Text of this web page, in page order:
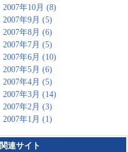
2007年10月 (8)
2007年9月 (5)
2007年8月 (6)
2007年7月 (5)
2007年6月 (10)
2007年5月 (6)
2007年4月 (5)
2007年3月 (14)
2007年2月 (3)
2007年1月 (1)
関連サイト